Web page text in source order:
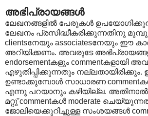
അഭിപ്രായങ്ങൾ
ലേഖനങ്ങളിൽ പേരുകൾ
ലേഖനം പ്രസിദ്ധീകരിക്കുന്നതിനു
clientsനേയും associatesനേയും ഈ
അറിയിക്കണം. അവരുടേ
endorsementകളും commentകളായി
എഴുതിപ്പിക്കുന്നതും നല്ലതായിരിക്കും.
ഉണ്ടാക്കുമ്പോൾ സാധാരണ
എന്നു പറയാനും കഴിയില്ല.
മറ്റു് commentകൾ moderate
ജോലിയെക്കുറിച്ചുള്ള സംശയങ്ങൾ